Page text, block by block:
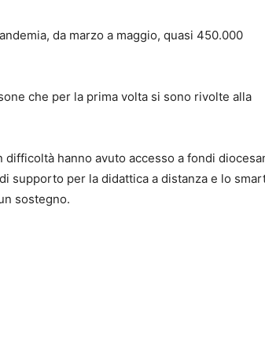
da marzo a maggio, quasi 450.000
che per la prima volta si sono rivolte alla
hanno avuto accesso a fondi
supporto per la didattica a distanza e lo
sostegno.